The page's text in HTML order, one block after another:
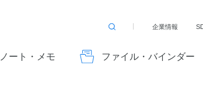
ノート・メモ ファイル・バインダー
検
る
企業情報